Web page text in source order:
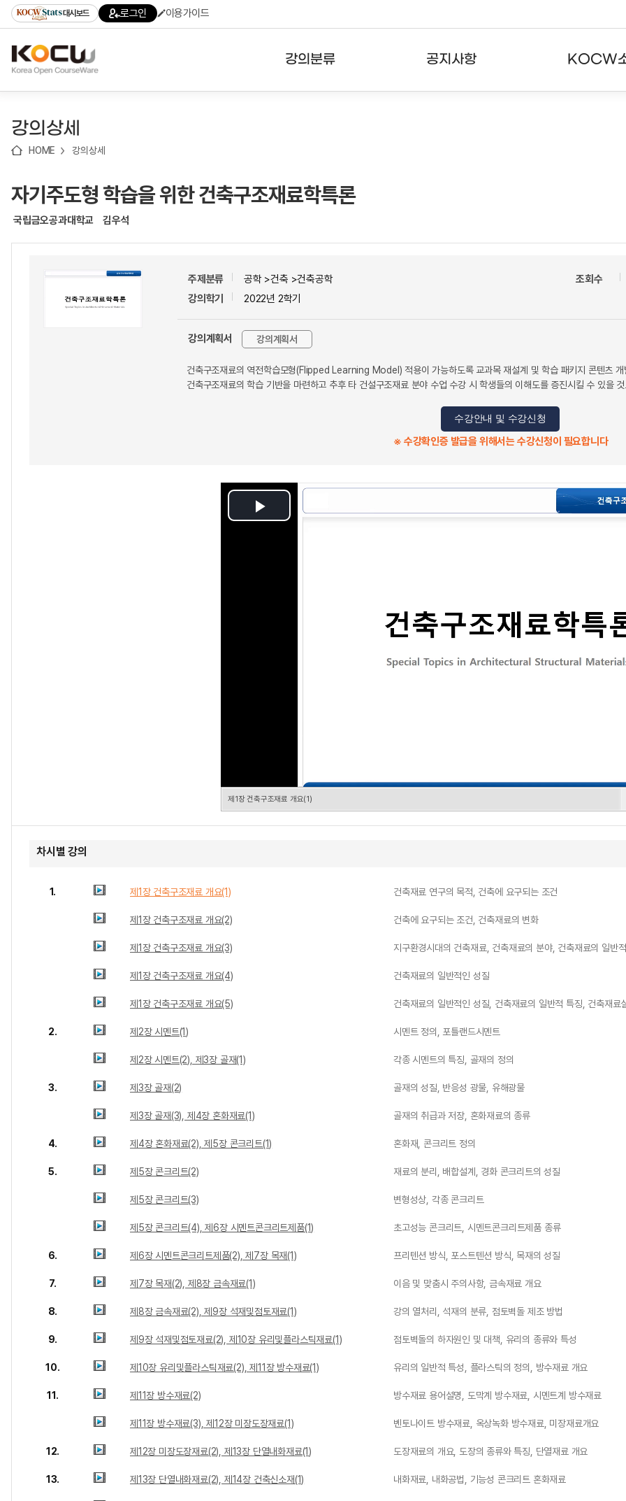
기
기
기
content)
가
대시보드 로그인 이용가이드
강의분류
테마강의
공지사항 KOCW
강의상세
HOME 강의상세
자기주도형 학습을 위한 건축구조재료학특론
국립금오공과대학교 김우석
주제분류
공학 >건축 >건축공학
강의학기
2022년 2학기
조회수
강의계획서 강의계획서
건축구조재료의 역전학습모형(Flipped Learning Model) 적용이 가능하도록 교과목 재설계 및 학습 패키지 콘텐츠
건축구조재료의 학습 기반을 마련하고 추후 타 건설구조재료 분야 수업 수강 시 학생들의 이해도를 증진시킬 수 있을
수강안내 및 수강신청
※ 수강확인증 발급을 위해서는 수강신청이 필요합니다
Play
제1장 건축구조재료 개요(1)
차시별 강의
1. 제1장 건축구조재료 개요(1) 건축재료 연구의 목적, 건축에 요구되는 조건
제1장 건축구조재료 개요(2) 건축에 요구되는 조건, 건축재료의 변화
제1장 건축구조재료 개요(3) 지구환경시대의 건축재료, 건축재료의 분야, 건축재료의 일반
제1장 건축구조재료 개요(4) 건축재료의 일반적인 성질
제1장 건축구조재료 개요(5) 건축재료의 일반적인 성질, 건축재료의 일반적 특징, 건축재료
2. 제2장 시멘트(1) 시멘트 정의, 포틀랜드시멘트
제2장 시멘트(2), 제3장 골재(1) 각종 시멘트의 특징, 골재의 정의
3. 제3장 골재(2) 골재의 성질, 반응성 광물, 유해광물
제3장 골재(3), 제4장 혼화재료(1) 골재의 취급과 저장, 혼화재료의 종류
4. 제4장 혼화재료(2), 제5장 콘크리트(1) 혼화재, 콘크리트 정의
5. 제5장 콘크리트(2) 재료의 분리, 배합설계, 경화 콘크리트의 성질
제5장 콘크리트(3) 변형성상, 각종 콘크리트
제5장 콘크리트(4), 제6장 시멘트콘크리트제품(1) 초고성능 콘크리트, 시멘트콘크리트제품 종류
6. 제6장 시멘트콘크리트제품(2), 제7장 목재(1) 프리텐션 방식, 포스트텐션 방식, 목재의 성질
7. 제7장 목재(2), 제8장 금속재료(1) 이음 및 맞춤시 주의사항, 금속재료 개요
8. 제8장 금속재료(2), 제9장 석재및점토재료(1) 강의 열처리, 석재의 분류, 점토벽돌 제조 방법
9. 제9장 석재및점토재료(2), 제10장 유리및플라스틱재료(1) 점토벽돌의 하자원인 및 대책, 유리의 종류와 특성
10. 제10장 유리및플라스틱재료(2), 제11장 방수재료(1) 유리의 일반적 특성, 플라스틱의 정의, 방수재료 개요
11. 제11장 방수재료(2) 방수재료 용어설명, 도막계 방수재료, 시멘트계 방수재료
제11장 방수재료(3), 제12장 미장도장재료(1) 벤토나이트 방수재료, 옥상녹화 방수재료, 미장재료개요
12. 제12장 미장도장재료(2), 제13장 단열내화재료(1) 도장재료의 개요, 도장의 종류와 특징, 단열재료 개요
13. 제13장 단열내화재료(2), 제14장 건축신소재(1) 내화재료, 내화공법, 기능성 콘크리트 혼화재료